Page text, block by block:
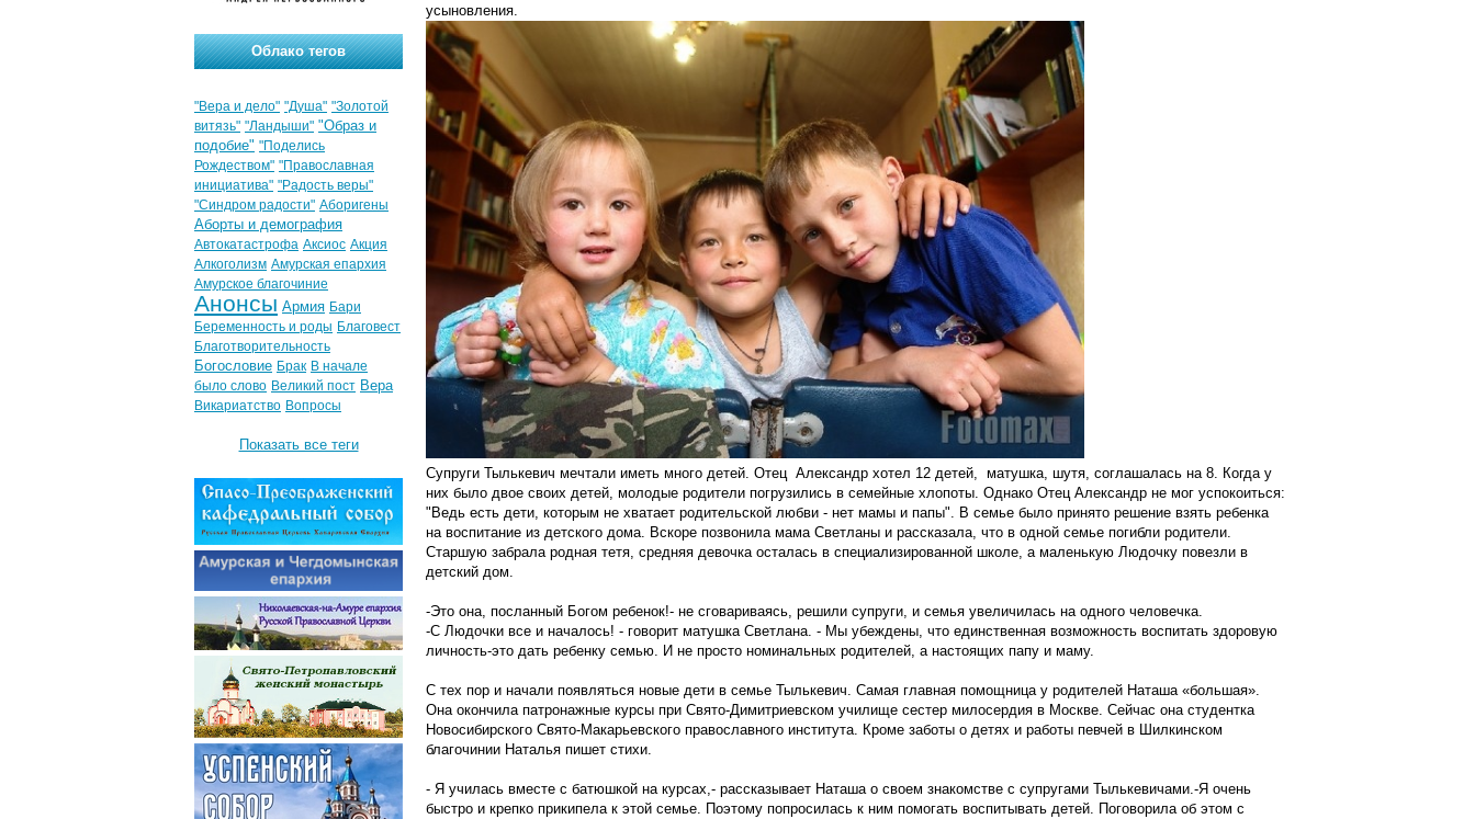
усыновления.
Супруги Тылькевич мечтали иметь много детей. Отец Александр хотел 12 детей, матушка, шутя, соглашалась на 8. Когда у
них было двое своих детей, молодые родители погрузились в семейные хлопоты. Однако Отец Александр не мог успокоиться:
"Ведь есть дети, которым не хватает родительской любви - нет мамы и папы". В семье было принято решение взять ребенка
на воспитание из детского дома. Вскоре позвонила мама Светланы и рассказала, что в одной семье погибли родители.
Старшую забрала родная тетя, средняя девочка осталась в специализированной школе, а маленькую Людочку повезли в
детский дом.
-Это она, посланный Богом ребенок!- не сговариваясь, решили супруги, и семья увеличилась на одного человечка.
-С Людочки все и началось! - говорит матушка Светлана. - Мы убеждены, что единственная возможность воспитать здоровую
личность-это дать ребенку семью. И не просто номинальных родителей, а настоящих папу и маму.
С тех пор и начали появляться новые дети в семье Тылькевич. Самая главная помощница у родителей Наташа «большая».
Она окончила патронажные курсы при Свято-Димитриевском училище сестер милосердия в Москве. Сейчас она студентка
Новосибирского Свято-Макарьевского православного института. Кроме заботы о детях и работы певчей в Шилкинском
благочинии Наталья пишет стихи.
- Я училась вместе с батюшкой на курсах,- рассказывает Наташа о своем знакомстве с супругами Тылькевичами.-Я очень
быстро и крепко прикипела к этой семье. Поэтому попросилась к ним помогать воспитывать детей. Поговорила об этом с
Облако тегов
"Вера и дело" "Душа" "Золотой
витязь" "Ландыши" "Образ и
подобие" "Поделись
Рождеством" "Православная
инициатива" "Радость веры"
"Синдром радости" Аборигены
Аборты и демография
Автокатастрофа Аксиос Акция
Алкоголизм Амурская епархия
Амурское благочиние
Анонсы Армия Бари
Беременность и роды Благовест
Благотворительность
Богословие Брак В начале
было слово Великий пост Вера
Викариатство Вопросы
Показать все теги